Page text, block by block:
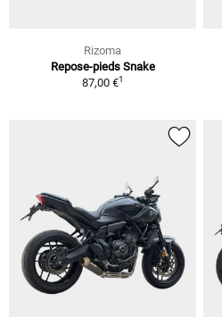
Rizoma
Repose-pieds Snake
87,00 €1